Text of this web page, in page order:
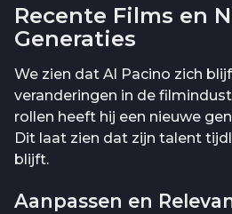
Recente Films en
Generaties
We zien dat Al Pacino zich
veranderingen in de
rollen heeft hij een nieuwe
Dit laat zien dat zijn talent
blijft.
Aanpassen en